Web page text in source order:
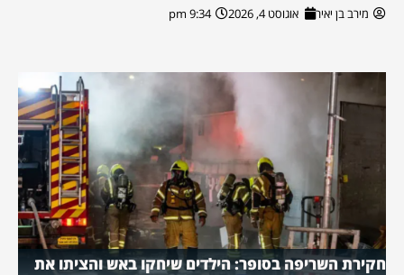
מירב בן יאיר אוגוסט 4, 2026 9:34 pm
חקירת השריפה בסופר: הילדים שיחקו באש והציתו את